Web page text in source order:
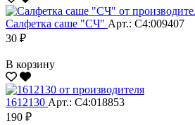
Салфетка саше "CЧ" Арт.: С4:009407
30 ₽
В корзину
1612130 Арт.: С4:018853
190 ₽